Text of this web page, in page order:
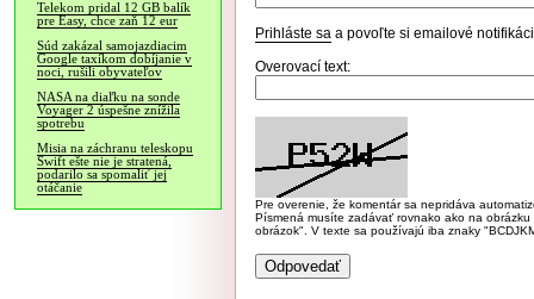
Telekom pridal 12 GB balík
pre Easy, chce zaň 12 eur
Súd zakázal samojazdiacim
Google taxíkom dobíjanie v
noci, rušili obyvateľov
NASA na diaľku na sonde
Voyager 2 úspešne znížila
spotrebu
Misia na záchranu teleskopu
Swift ešte nie je stratená,
podarilo sa spomaliť jej
otáčanie
Prihláste sa a povoľte si emailové
Overovací text:
Pre overenie, že komentár sa nepridáva
Písmená musíte zadávať rovnako ako na
obrázok". V texte sa používajú iba znaky